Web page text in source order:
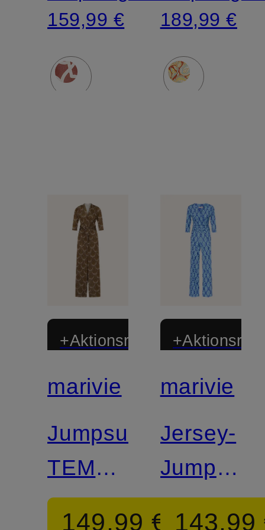
159,99 €
Arm
189,99 €
+Aktionsrabatt
marivie
Jumpsuit
TEMPT
ME!
149,99 €
marivie
Jersey-
Jumpsuit
JUMP
143,99